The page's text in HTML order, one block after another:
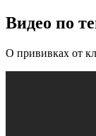
Видео по
О прививках от